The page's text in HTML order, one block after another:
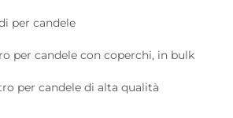
per candele
per candele con coperchi, in bulk
per candele di alta qualità